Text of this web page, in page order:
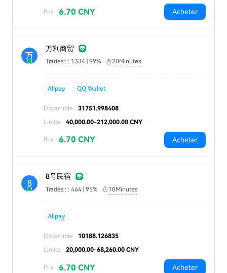
Prix 6.70 CNY Acheter
万
万利商贸
Trades : : 1334 | 99% 20Minutes
Alipay QQ Wallet
Disponible
31751.998408
Limite
40,000.00-212,000.00 CNY
Prix 6.70 CNY Acheter
8
8号民宿
Trades : : 464 | 95% 10Minutes
Alipay
Disponible
10188.126835
Limite
20,000.00-68,260.00 CNY
Prix 6.70 CNY Acheter